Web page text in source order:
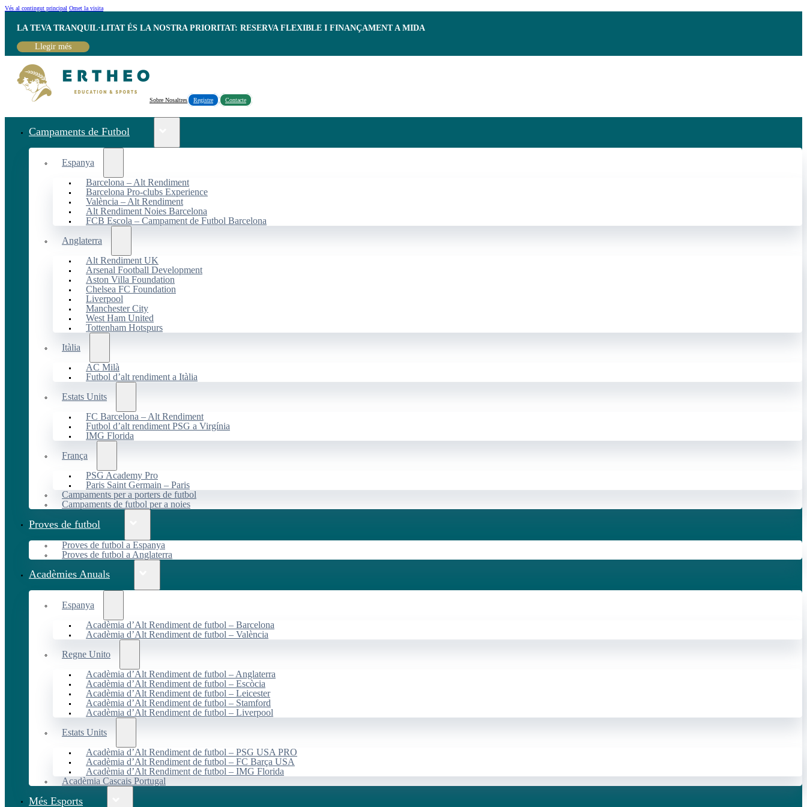
Vés al contingut principal Omet la visita
LA TEVA TRANQUIL·LITAT ÉS LA NOSTRA PRIORITAT: RESERVA FLEXIBLE I FINANÇAMENT A MIDA
Llegir més
Sobre Nosaltres Registre Contacte
Campaments de Futbol
Espanya
Barcelona – Alt Rendiment
Barcelona Pro-clubs Experience
València – Alt Rendiment
Alt Rendiment Noies Barcelona
FCB Escola – Campament de Futbol Barcelona
Anglaterra
Alt Rendiment UK
Arsenal Football Development
Aston Villa Foundation
Chelsea FC Foundation
Liverpool
Manchester City
West Ham United
Tottenham Hotspurs
Itàlia
AC Milà
Futbol d’alt rendiment a Itàlia
Estats Units
FC Barcelona – Alt Rendiment
Futbol d’alt rendiment PSG a Virgínia
IMG Florida
França
PSG Academy Pro
Paris Saint Germain – Paris
Campaments per a porters de futbol
Campaments de futbol per a noies
Proves de futbol
Proves de futbol a Espanya
Proves de futbol a Anglaterra
Acadèmies Anuals
Espanya
Acadèmia d’Alt Rendiment de futbol – Barcelona
Acadèmia d’Alt Rendiment de futbol – València
Regne Unito
Acadèmia d’Alt Rendiment de futbol – Anglaterra
Acadèmia d’Alt Rendiment de futbol – Escòcia
Acadèmia d’Alt Rendiment de futbol – Leicester
Acadèmia d’Alt Rendiment de futbol – Stamford
Acadèmia d’Alt Rendiment de futbol – Liverpool
Estats Units
Acadèmia d’Alt Rendiment de futbol – PSG USA PRO
Acadèmia d’Alt Rendiment de futbol – FC Barça USA
Acadèmia d’Alt Rendiment de futbol – IMG Florida
Acadèmia Cascais Portugal
Més Esports